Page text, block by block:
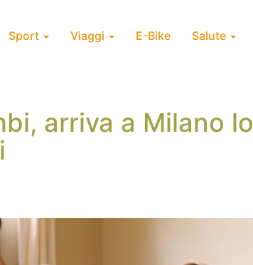
Sport Viaggi E-Bike Salute
arriva a Milano lo